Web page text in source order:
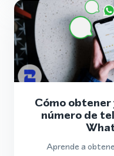
Cómo
número de
Aprende a